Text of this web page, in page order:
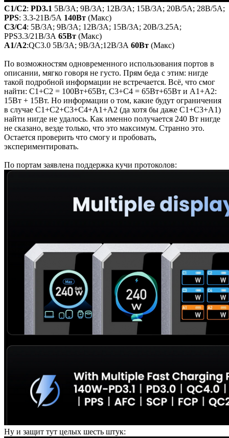
C1/С2: PD3.1 5В/3А; 9В/3А; 12В/3А; 15В/3А; 20В/5А; 28В/5А;
PPS: 3.3-21В/5А 140Вт (Макс)
C3/С4: 5В/3А; 9В/3А; 12В/3А; 15В/3А; 20В/3.25А;
PPS3.3/21В/3А 65Вт (Макс)
A1/A2:QC3.0 5В/3А; 9В/3А;12В/3А 60Вт (Макс)
По возможностям одновременного использования портов в
описании, мягко говоря не густо. Прям беда с этим: нигде
такой подробной информации не встречается. Всё, что смог
найти: C1+C2 = 100Вт+65Вт, C3+C4 = 65Вт+65Вт и A1+A2:
15Вт + 15Вт. Но информации о том, какие будут ограничения
в случае C1+C2+C3+C4+A1+A2 (да хотя бы даже C1+C3+A1)
найти нигде не удалось. Как именно получается 240 Вт нигде
не сказано, везде только, что это максимум. Странно это.
Остается проверить что смогу и пробовать,
экспериментировать.
По портам заявлена поддержка кучи протоколов:
Ну и защит тут целых шесть штук: